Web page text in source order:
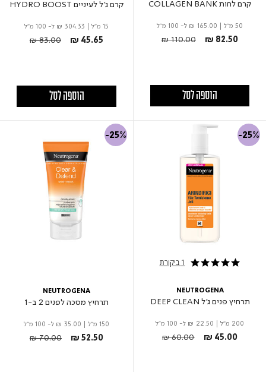
קרם לחות COLLAGEN BANK
50 מ"ל ₪ 165.00 ל- 100 מ"ל
₪ 82.50
Price reduced from
₪ 110.00to
הוספה לסל
קרם ג'ל לעיניים HYDRO BOOST
15 מ"ל ₪ 304.33 ל- 100 מ"ל
₪ 45.65
Price reduced from
₪ 83.00to
הוספה לסל
5.0 star rating 1 ביקורת
-25%
NEUTROGENA
תרחיץ פנים ג'ל DEEP CLEAN
200 מ"ל ₪ 22.50 ל- 100 מ"ל
₪ 45.00
Price reduced from
₪ 60.00to
-25%
NEUTROGENA
תרחיץ מסכה לפנים 2 ב-1
150 מ"ל ₪ 35.00 ל- 100 מ"ל
₪ 52.50
Price reduced from
₪ 70.00to